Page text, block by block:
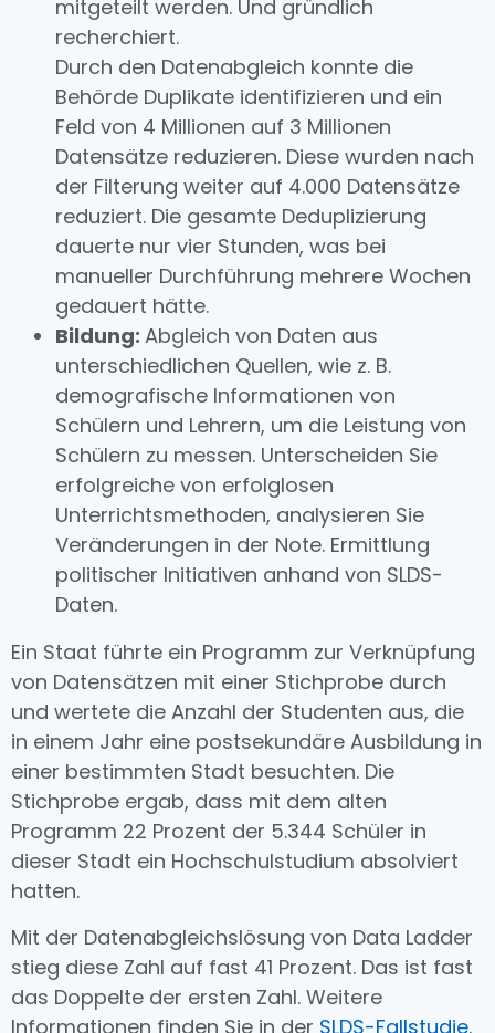
mitgeteilt werden. Und gründlich
recherchiert.
Durch den Datenabgleich konnte die
Behörde Duplikate identifizieren und ein
Feld von 4 Millionen auf 3 Millionen
Datensätze reduzieren. Diese wurden nach
der Filterung weiter auf 4.000 Datensätze
reduziert. Die gesamte Deduplizierung
dauerte nur vier Stunden, was bei
manueller Durchführung mehrere Wochen
gedauert hätte.
Bildung: Abgleich von Daten aus
unterschiedlichen Quellen, wie z. B.
demografische Informationen von
Schülern und Lehrern, um die Leistung von
Schülern zu messen. Unterscheiden Sie
erfolgreiche von erfolglosen
Unterrichtsmethoden, analysieren Sie
Veränderungen in der Note. Ermittlung
politischer Initiativen anhand von SLDS-
Daten.
Ein Staat führte ein Programm zur Verknüpfung
von Datensätzen mit einer Stichprobe durch
und wertete die Anzahl der Studenten aus, die
in einem Jahr eine postsekundäre Ausbildung in
einer bestimmten Stadt besuchten. Die
Stichprobe ergab, dass mit dem alten
Programm 22 Prozent der 5.344 Schüler in
dieser Stadt ein Hochschulstudium absolviert
hatten.
Mit der Datenabgleichslösung von Data Ladder
stieg diese Zahl auf fast 41 Prozent. Das ist fast
das Doppelte der ersten Zahl. Weitere
Informationen finden Sie in der SLDS-Fallstudie.